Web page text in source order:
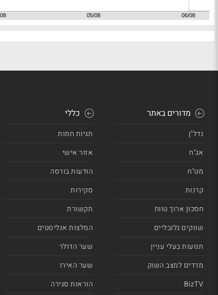
מדורים באתר
נדל"ן
אג"ח
מט"ח
קרנות
חסכון ארוך טווח
שווקים גלובליים
תנועות בעלי עניין
מדדים למצב השוק
BizTV
כללי
תגיות חמות
אזור אישי
הודעות בורסה
סקירות
תקשורת
המלצות אנליסטים
שער הדולר
שער האירו
הוראות סגירה